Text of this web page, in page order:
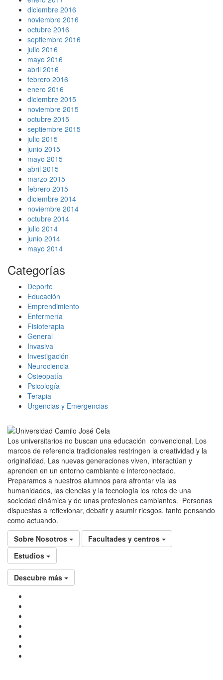
diciembre 2016
noviembre 2016
octubre 2016
septiembre 2016
julio 2016
mayo 2016
abril 2016
febrero 2016
enero 2016
diciembre 2015
noviembre 2015
octubre 2015
septiembre 2015
julio 2015
junio 2015
mayo 2015
abril 2015
marzo 2015
febrero 2015
diciembre 2014
noviembre 2014
octubre 2014
julio 2014
junio 2014
mayo 2014
Categorías
Deporte
Educación
Emprendimiento
Enfermería
Fisioterapia
General
Invasiva
Investigación
Neurociencia
Osteopatía
Psicología
Terapia
Urgencias y Emergencias
Los universitarios no buscan una educación convencional. Los
marcos de referencia tradicionales restringen la creatividad y la
originalidad. Las nuevas generaciones viven, interactúan y
aprenden en un entorno cambiante e interconectado.
Preparamos a nuestros alumnos para afrontar vía las
humanidades, las ciencias y la tecnología los retos de una
sociedad dinámica y de unas profesiones cambiantes. Personas
dispuestas a reflexionar, debatir y asumir riesgos, tanto pensando
como actuando.
Sobre Nosotros
Facultades y centros
Estudios
Descubre más